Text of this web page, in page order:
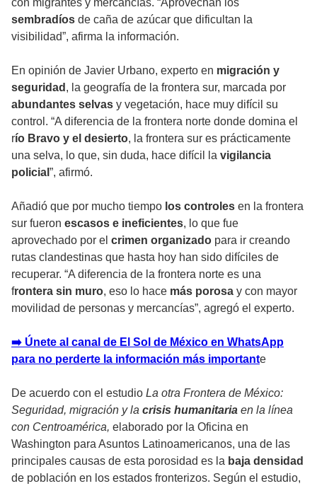
sembradíos de caña de azúcar que dificultan la
visibilidad”, afirma la información.
En opinión de Javier Urbano, experto en migración y
seguridad , la geografía de la frontera sur, marcada por
abundantes selvas y vegetación, hace muy difícil su
control. “A diferencia de la frontera norte donde domina el
río Bravo y el desierto, la frontera sur es prácticamente
una selva, lo que, sin duda, hace difícil la vigilancia
policial ”, afirmó.
Añadió que por mucho tiempo los controles en la frontera
sur fueron escasos e ineficientes, lo que fue
aprovechado por el crimen organizado para ir creando
rutas clandestinas que hasta hoy han sido difíciles de
recuperar. “A diferencia de la frontera norte es una
frontera sin muro, eso lo hace más porosa y con mayor
movilidad de personas y mercancías”, agregó el experto.
➡️ Únete al canal de El Sol de México en WhatsApp
para no perderte la información más importante
De acuerdo con el estudio La otra Frontera de México:
Seguridad, migración y la crisis humanitaria en la línea
con Centroamérica, elaborado por la Oficina en
Washington para Asuntos Latinoamericanos, una de las
principales causas de esta porosidad es la baja densidad
de población en los estados fronterizos. Según el estudio,